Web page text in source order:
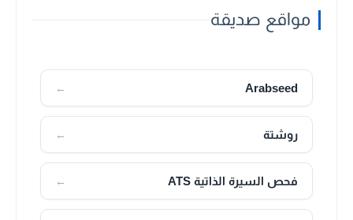
مواقع صديقة
Arabseed
←
روشتة ←
فحص السيرة الذاتية ATS ←